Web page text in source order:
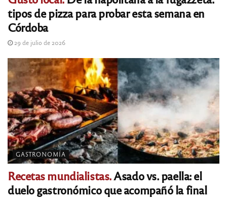
tipos de pizza para probar esta semana en
Córdoba
29 de julio de 2026
GASTRONOMÍA
Recetas mundialistas.Asado vs. paella: el
duelo gastronómico que acompañó la final